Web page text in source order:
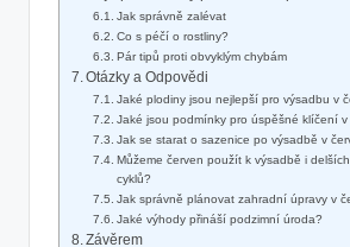
Jak správně zalévat
Co s péčí o rostliny?
Pár tipů proti obvyklým chybám
Otázky a Odpovědi
Jaké plodiny jsou nejlepší pro výsadbu v
Jaké jsou podmínky pro úspěšné klíčení v
Jak se starat o sazenice po výsadbě v
Můžeme červen použít k výsadbě i
cyklů?
Jak správně plánovat zahradní úpravy v
Jaké výhody přináší podzimní úroda?
Závěrem